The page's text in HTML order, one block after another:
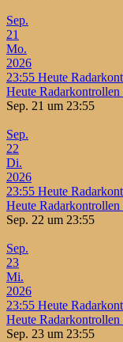
Sep.
21
Mo.
2026
23:55 Heute
Heute Radarkontrollen
Sep. 21 um 23:55
Sep.
22
Di.
2026
23:55 Heute
Heute
Sep. 22 um 23:55
Sep.
23
Mi.
2026
23:55 Heute
Heute Radarkontrollen
Sep. 23 um 23:55